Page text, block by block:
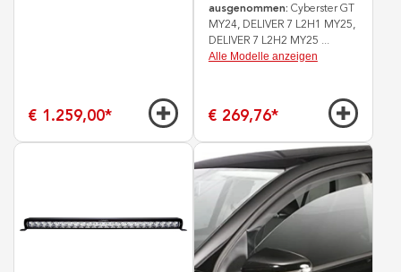
€ 1.259,00*
ausgenommen: Cyberster GT
MY24, DELIVER 7 L2H1 MY25,
DELIVER 7 L2H2 MY25 ...
Alle Modelle anzeigen
€ 269,76*